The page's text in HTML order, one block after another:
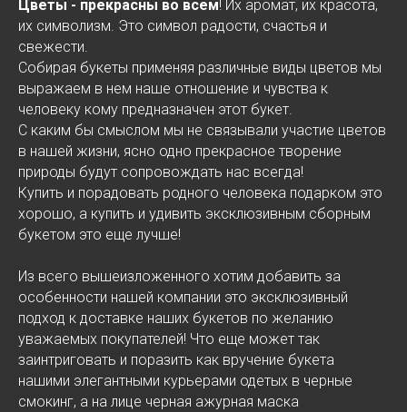
Цветы - прекрасны во всем! Их аромат, их красота,
их символизм. Это символ радости, счастья и
свежести.
Собирая букеты применяя различные виды цветов мы
выражаем в нем наше отношение и чувства к
человеку кому предназначен этот букет.
С каким бы смыслом мы не связывали участие цветов
в нашей жизни, ясно одно прекрасное творение
природы будут сопровождать нас всегда!
Купить и порадовать родного человека подарком это
хорошо, а купить и удивить эксклюзивным сборным
букетом это еще лучше!
Из всего вышеизложенного хотим добавить за
особенности нашей компании это эксклюзивный
подход к доставке наших букетов по желанию
уважаемых покупателей! Что еще может так
заинтриговать и поразить как вручение букета
нашими элегантными курьерами одетых в черные
смокинг, а на лице черная ажурная маска